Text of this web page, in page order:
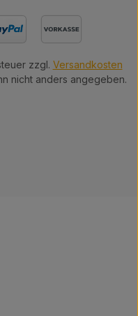
zzgl. Versandkosten
nicht anders angegeben.